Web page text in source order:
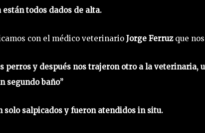
todos dados de alta.
con el médico veterinario Jorge Ferruzque
perros y después nos trajeron otro a la veterinaria,
segundo baño”
solo salpicados y fueron atendidos in situ.